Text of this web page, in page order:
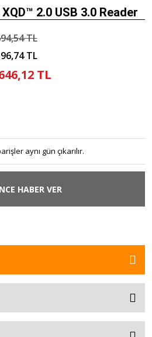
2.0 USB 3.0 Reader
TL
TL
TL
aynı gün çıkarılır.
HABER VER